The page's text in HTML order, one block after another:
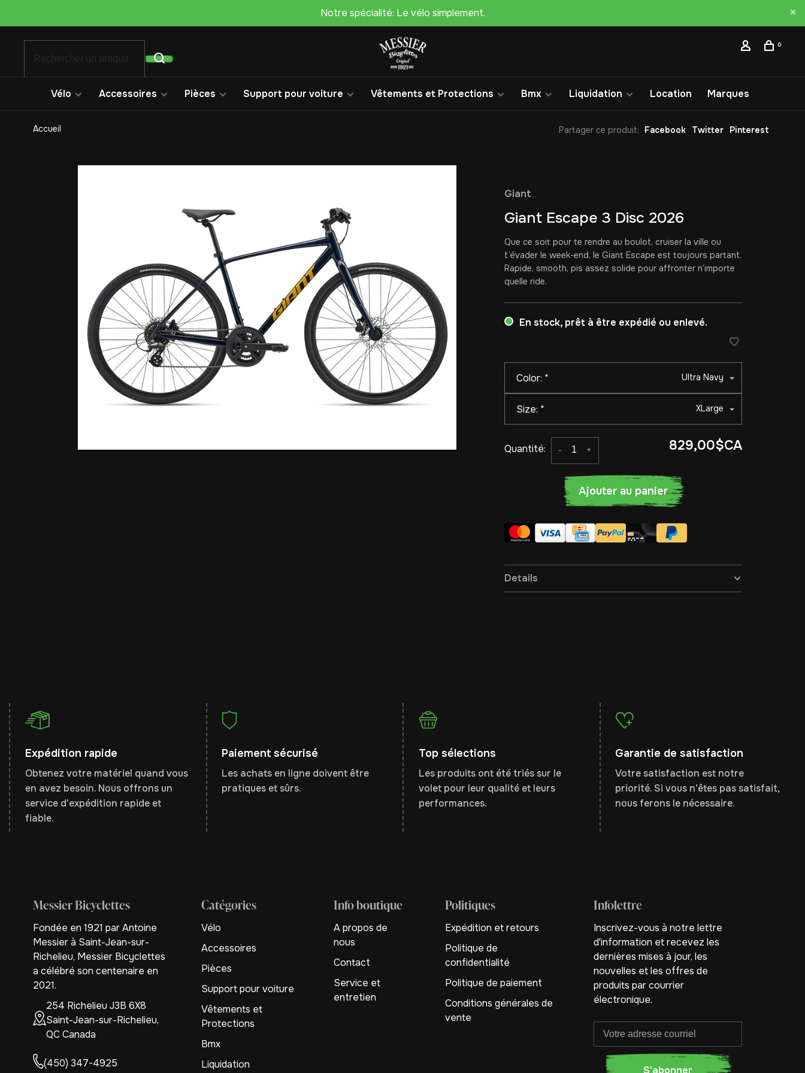
Notre spécialité: Le vélo simplement.
0
Vélo Accessoires Pièces Support pour voiture Vêtements et Protections Bmx Liquidation Location Marques
Accueil Partager ce produit: Facebook Twitter Pinterest
Giant
Giant Escape 3 Disc 2026
Que ce soit pour te rendre au boulot, cruiser la ville ou
t’évader le week-end, le Giant Escape est toujours partant.
Rapide, smooth, pis assez solide pour affronter n’importe
quelle ride.
En stock, prêt à être expédié ou enlevé.
Color: * Ultra Navy
Size: * XLarge
Quantité: +
- 829,00$CA
Ajouter au panier
Details
Expédition rapide
Obtenez votre matériel quand vous
en avez besoin. Nous offrons un
service d'expédition rapide et
fiable.
Paiement sécurisé
Les achats en ligne doivent être
pratiques et sûrs.
Top sélections
Les produits ont été triés sur le
volet pour leur qualité et leurs
performances.
Garantie de satisfaction
Votre satisfaction est notre
priorité. Si vous n'êtes pas satisfait,
nous ferons le nécessaire.
Messier Bicyclettes
Fondée en 1921 par Antoine
Messier à Saint-Jean-sur-
Richelieu, Messier Bicyclettes
a célébré son centenaire en
2021.
254 Richelieu J3B 6X8
Saint-Jean-sur-Richelieu,
QC Canada
(450) 347-4925
Catégories
Vélo
Accessoires
Pièces
Support pour voiture
Vêtements et
Protections
Bmx
Liquidation
Info boutique
A propos de
nous
Contact
Service et
entretien
Politiques
Expédition et retours
Politique de
confidentialité
Politique de paiement
Conditions générales de
vente
Infolettre
Inscrivez-vous à notre lettre
d'information et recevez les
dernières mises à jour, les
nouvelles et les offres de
produits par courrier
électronique.
S'abonner